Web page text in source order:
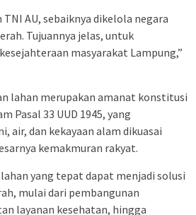
AU, sebaiknya dikelola negara
Tujuannya jelas, untuk
masyarakat Lampung,”
lahan merupakan amanat konstitusi
Pasal 33 UUD 1945, yang
air, dan kekayaan alam dikuasai
kemakmuran rakyat.
yang tepat dapat menjadi solusi
mulai dari pembangunan
layanan kesehatan, hingga